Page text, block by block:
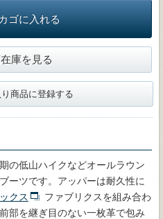
ゴに入れる
庫を見る
商品に登録する
の低山ハイクなどオールラウン
ーツです。アッパーは耐久性に
クス
ファブリクスを組み合わ
部を継ぎ目のない一枚革で包み